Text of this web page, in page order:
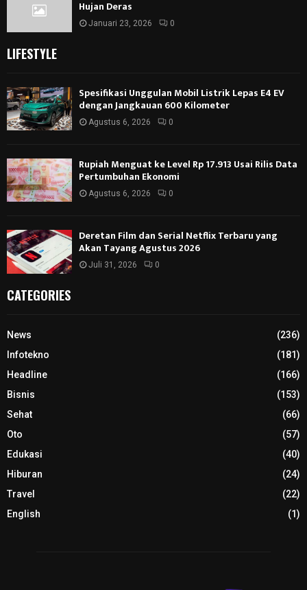
Hujan Deras
Januari 23, 2026 0
LIFESTYLE
Spesifikasi Unggulan Mobil Listrik Lepas E4 EV
dengan Jangkauan 600 Kilometer
Agustus 6, 2026 0
Rupiah Menguat ke Level Rp 17.913 Usai Rilis Data
Pertumbuhan Ekonomi
Agustus 6, 2026 0
Deretan Film dan Serial Netflix Terbaru yang
Akan Tayang Agustus 2026
Juli 31, 2026 0
CATEGORIES
News
(236)
Infotekno
(181)
Headline
(166)
Bisnis
(153)
Sehat
(66)
Oto
(57)
Edukasi
(40)
Hiburan
(24)
Travel
(22)
English
(1)